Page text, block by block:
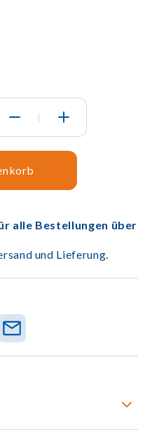
|
alle Bestellungen über
und Lieferung.